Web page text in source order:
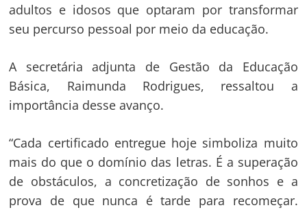
adultos e idosos que optaram por transformar
seu percurso pessoal por meio da educação.
A secretária adjunta de Gestão da Educação
Básica, Raimunda Rodrigues, ressaltou a
importância desse avanço.
“Cada certificado entregue hoje simboliza muito
mais do que o domínio das letras. É a superação
de obstáculos, a concretização de sonhos e a
prova de que nunca é tarde para recomeçar.